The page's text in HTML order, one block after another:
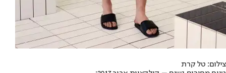
צילום: טל קרת